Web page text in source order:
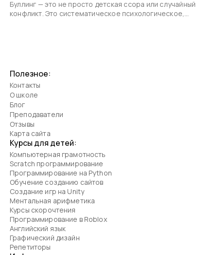
Буллинг — это не просто детская ссора или случайный
конфликт. Это систематическое психологическое,
Полезное:
Контакты
О школе
Блог
Преподаватели
Отзывы
Карта сайта
Курсы для детей:
Компьютерная грамотность
Scratch программирование
Программирование на Python
Обучение созданию сайтов
Создание игр на Unity
Ментальная арифметика
Курсы скорочтения
Программирование в Roblox
Английский язык
Графический дизайн
Репетиторы